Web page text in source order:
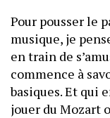
Pour pousser le
musique, je
en train de
commence à
basiques. Et qui
jouer du Mozart